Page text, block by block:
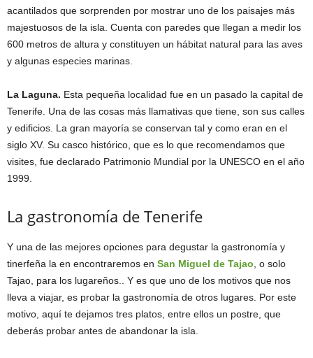
acantilados que sorprenden por mostrar uno de los paisajes más
majestuosos de la isla. Cuenta con paredes que llegan a medir los
600 metros de altura y constituyen un hábitat natural para las aves
y algunas especies marinas.
La Laguna. Esta pequeña localidad fue en un pasado la capital de
Tenerife. Una de las cosas más llamativas que tiene, son sus calles
y edificios. La gran mayoría se conservan tal y como eran en el
siglo XV. Su casco histórico, que es lo que recomendamos que
visites, fue declarado Patrimonio Mundial por la UNESCO en el año
1999.
La gastronomía de Tenerife
Y una de las mejores opciones para degustar la gastronomía y
tinerfeña la en encontraremos en San Miguel de Tajao , o solo
Tajao, para los lugareños.. Y es que uno de los motivos que nos
lleva a viajar, es probar la gastronomía de otros lugares. Por este
motivo, aquí te dejamos tres platos, entre ellos un postre, que
deberás probar antes de abandonar la isla.